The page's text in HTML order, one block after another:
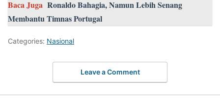
Baca Juga Ronaldo Bahagia, Namun Lebih Senang
Membantu Timnas Portugal
Categories: Nasional
Leave a Comment